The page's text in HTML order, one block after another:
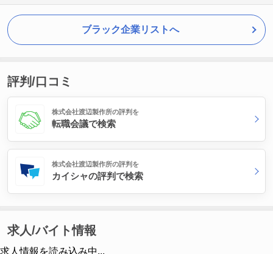
ブラック企業リストへ
評判/口コミ
株式会社渡辺製作所の評判を
転職会議で検索
株式会社渡辺製作所の評判を
カイシャの評判で検索
求人/バイト情報
求人情報を読み込み中...